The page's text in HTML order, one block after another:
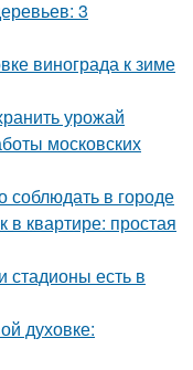
3
винограда к зиме
урожай
московских
соблюдать в городе
квартире: простая
стадионы есть в
духовке: